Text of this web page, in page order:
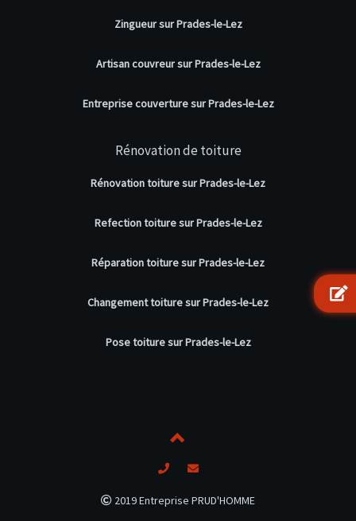
Zingueur sur Prades-le-Lez
Artisan couvreur sur Prades-le-Lez
Entreprise couverture sur Prades-le-Lez
Rénovation de toiture
Rénovation toiture sur Prades-le-Lez
Refection toiture sur Prades-le-Lez
Réparation toiture sur Prades-le-Lez
Changement toiture sur Prades-le-Lez
Pose toiture sur Prades-le-Lez
2019 Entreprise PRUD'HOMME